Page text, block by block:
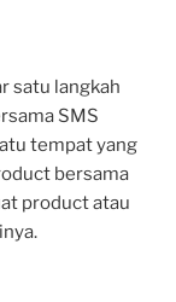
satu langkah
SMS
tempat yang
bersama
product atau